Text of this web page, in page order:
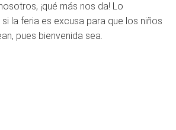
¡qué más nos da! Lo
la feria es excusa para que los niños
pues bienvenida sea.